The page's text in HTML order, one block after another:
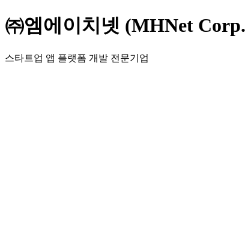
㈜엠에이치넷 (MHNet
스타트업 앱 플랫폼 개발 전문기업